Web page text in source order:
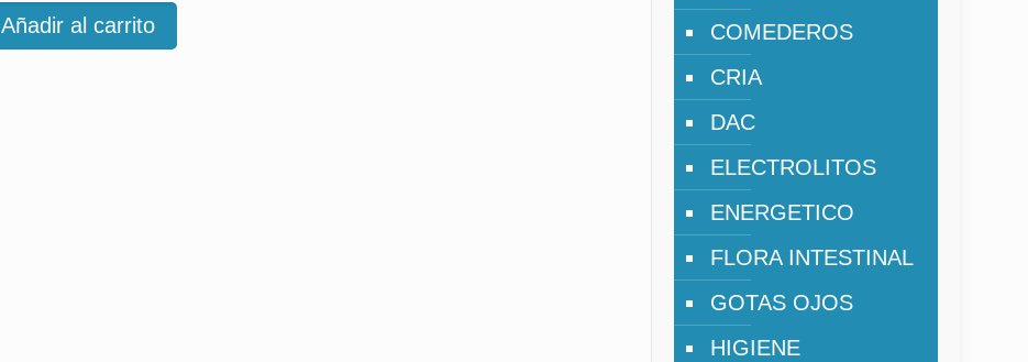
Añadir al carrito
COMEDEROS
CRIA
DAC
ELECTROLITOS
ENERGETICO
FLORA INTESTINAL
GOTAS OJOS
HIGIENE